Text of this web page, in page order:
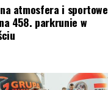
atmosfera i sportowe
458. parkrunie w